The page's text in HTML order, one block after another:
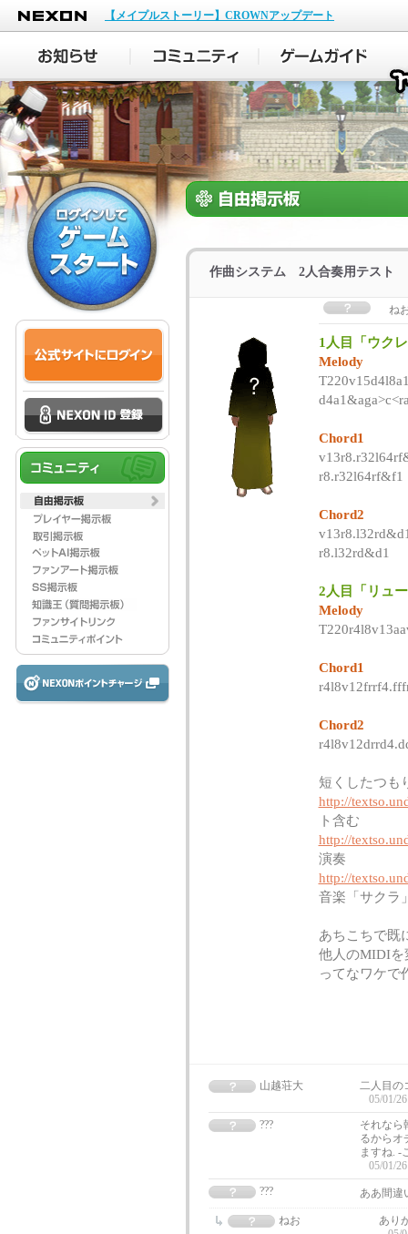
NEXON
【メイプルストーリー】CROWNアップデート
作曲システム 2人合奏用テスト
ね
1人目「ウク
Melody
Chord1
r8.r32l64rf&f1
Chord2
r8.l32rd&d1
2人目「リュ
Melody
Chord1
Chord2
短くしたつも
http://
ト含む
http://
演奏
http://
音楽「サクラ
あちこちで既
他人のMIDIを
ってなワケで
山越荘大
二人目の
05/01/
???
それなら
るからオ
ますね. -
05/01/
???
ああ間違
ねお
あり